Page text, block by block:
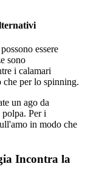
essere
sono
i calamari
che per lo spinning.
un ago da
Per i
in modo che
Incontra la